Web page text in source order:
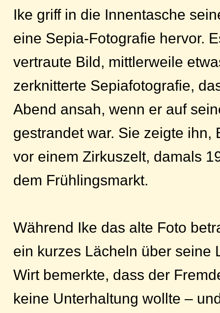
Ike griff in die Innentasche
eine Sepia-Fotografie hervor.
vertraute Bild, mittlerweile
zerknitterte Sepiafotografie,
Abend ansah, wenn er auf
gestrandet war. Sie zeigte ihn,
vor einem Zirkuszelt, damals
dem Frühlingsmarkt.
Während Ike das alte Foto
ein kurzes Lächeln über seine
Wirt bemerkte, dass der
keine Unterhaltung wollte –